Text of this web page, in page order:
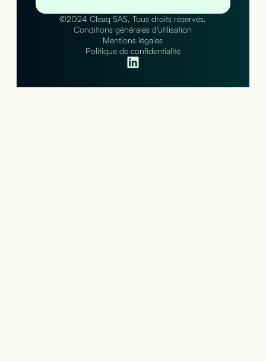
©2024 Cleaq SAS. Tous droits réservés.
Conditions générales d'utilisation
Mentions légales
Politique de confidentialité